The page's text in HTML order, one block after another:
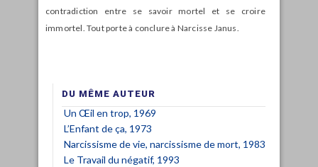
contradiction entre se savoir mortel et se croire
immortel. Tout porte à conclure à Narcisse Janus.
DU MÊME AUTEUR
Un Œil en trop, 1969
L’Enfant de ça, 1973
Narcissisme de vie, narcissisme de mort, 1983
Le Travail du négatif, 1993